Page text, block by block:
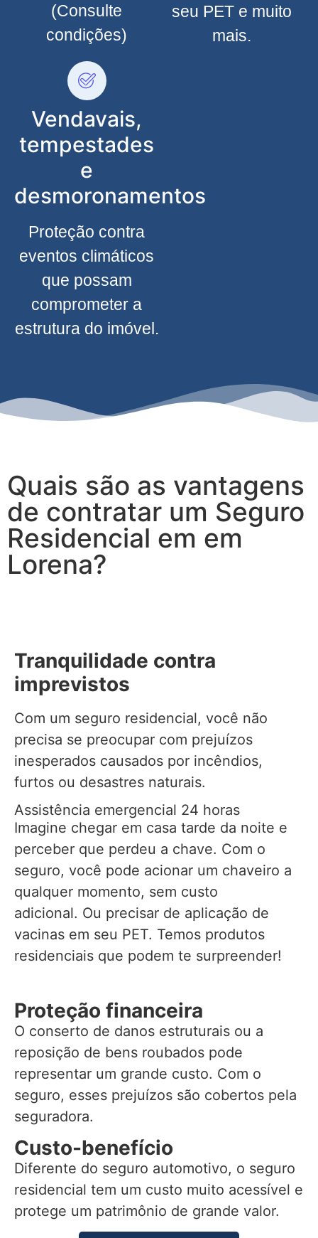
(Consulte
condições)
Vendavais,
tempestades
e
desmoronamentos
Proteção contra
eventos climáticos
que possam
comprometer a
estrutura do imóvel.
seu PET e muito
mais.
Quais são as vantagens
de contratar um Seguro
Residencial em em
Lorena?
Tranquilidade contra
imprevistos
Com um seguro residencial, você não
precisa se preocupar com prejuízos
inesperados causados por incêndios,
furtos ou desastres naturais.
Assistência emergencial 24 horas
Imagine chegar em casa tarde da noite e
perceber que perdeu a chave. Com o
seguro, você pode acionar um chaveiro a
qualquer momento, sem custo
adicional. Ou precisar de aplicação de
vacinas em seu PET. Temos produtos
residenciais que podem te surpreender!
Proteção financeira
O conserto de danos estruturais ou a
reposição de bens roubados pode
representar um grande custo. Com o
seguro, esses prejuízos são cobertos pela
seguradora.
Custo-benefício
Diferente do seguro automotivo, o seguro
residencial tem um custo muito acessível e
protege um patrimônio de grande valor.